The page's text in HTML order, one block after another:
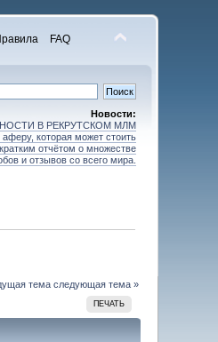
FAQ
Новости:
В РЕКРУТСКОМ МЛМ
которая может стоить
отчётом о множестве
и отзывов со всего мира.
тема следующая тема »
ПЕЧАТЬ